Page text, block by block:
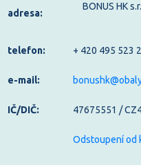
adresa:
BONUS HK
telefon: + 420 495 523
e-mail:
IČ/DIČ: 47675551 /
Odstoupení od